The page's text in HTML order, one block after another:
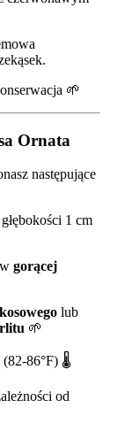
🌱
Ornata
następujące
1 cm
gorącej
lub
🌱
(82-86°F) 🌡️
od